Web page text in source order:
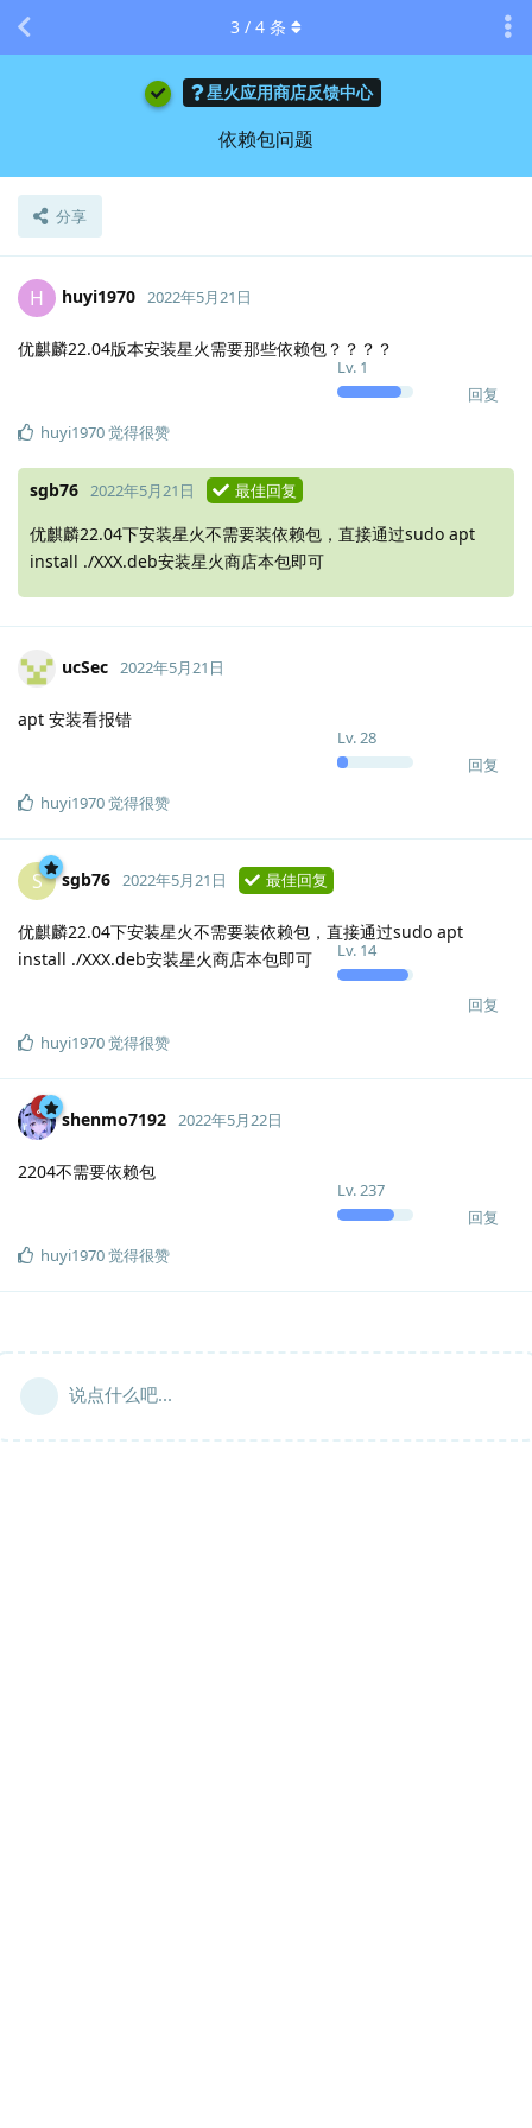
星火应用商店反馈中心
依赖包问题
分享
3 / 4 条
H huyi1970
Lv. 1
2022年5月21日
优麒麟22.04版本安装星火需要那些依赖包？？？？
回复
huyi1970觉得很赞
sgb76 2022年5月21日 最佳回复
优麒麟22.04下安装星火不需要装依赖包，直接通过sudo apt
install ./XXX.deb安装星火商店本包即可
ucSec
Lv.28
2022年5月21日
apt 安装看报错
回复
huyi1970觉得很赞
S sgb76
Lv. 14
2022年5月21日 最佳回复
优麒麟22.04下安装星火不需要装依赖包，直接通过sudo apt
install ./XXX.deb安装星火商店本包即可
回复
huyi1970觉得很赞
shenmo7192
Lv.237
2022年5月22日
2204不需要依赖包
回复
huyi1970觉得很赞
说点什么吧...